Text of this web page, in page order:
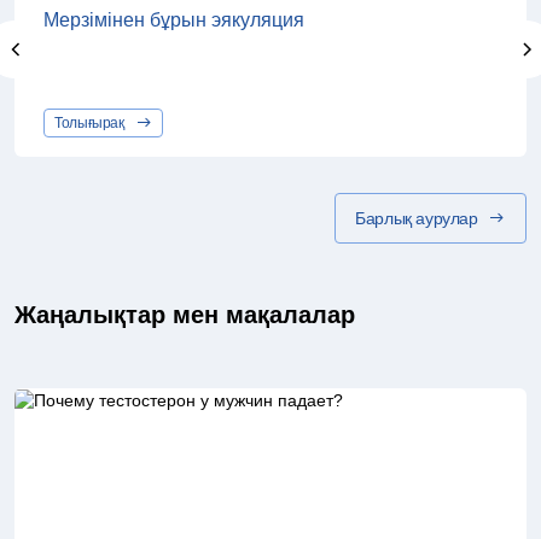
Мерзімінен бұрын эякуляция
Толығырақ
Барлық аурулар
Жаңалықтар мен мақалалар